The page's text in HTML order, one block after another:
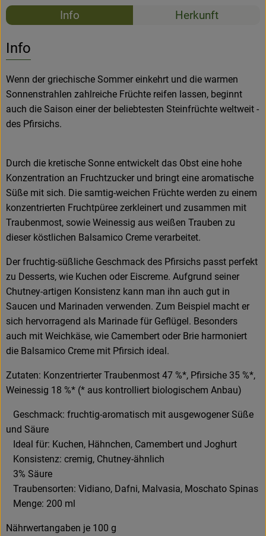
Rezepte
Info Herkunft
Info
Wenn der griechische Sommer einkehrt und die warmen
Sonnenstrahlen zahlreiche Früchte reifen lassen, beginnt
auch die Saison einer der beliebtesten Steinfrüchte weltweit -
des Pfirsichs.
Durch die kretische Sonne entwickelt das Obst eine hohe
Konzentration an Fruchtzucker und bringt eine aromatische
Süße mit sich. Die samtig-weichen Früchte werden zu einem
konzentrierten Fruchtpüree zerkleinert und zusammen mit
Traubenmost, sowie Weinessig aus weißen Trauben zu
dieser köstlichen Balsamico Creme verarbeitet.
Der fruchtig-süßliche Geschmack des Pfirsichs passt perfekt
zu Desserts, wie Kuchen oder Eiscreme. Aufgrund seiner
Chutney-artigen Konsistenz kann man ihn auch gut in
Saucen und Marinaden verwenden. Zum Beispiel macht er
sich hervorragend als Marinade für Geflügel. Besonders
auch mit Weichkäse, wie Camembert oder Brie harmoniert
die Balsamico Creme mit Pfirsich ideal.
Zutaten: Konzentrierter Traubenmost 47 %*, Pfirsiche 35 %*,
Weinessig 18 %* (* aus kontrolliert biologischem Anbau)
Geschmack: fruchtig-aromatisch mit ausgewogener Süße
und Säure
Ideal für: Kuchen, Hähnchen, Camembert und Joghurt
Konsistenz: cremig, Chutney-ähnlich
3% Säure
Traubensorten: Vidiano, Dafni, Malvasia, Moschato Spinas
Menge: 200 ml
Nährwertangaben je 100 g